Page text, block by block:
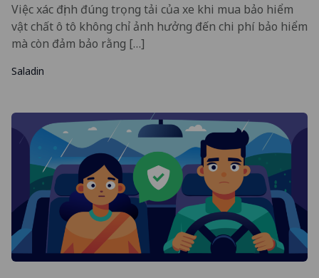
Việc xác định đúng trọng tải của xe khi mua bảo hiểm
vật chất ô tô không chỉ ảnh hưởng đến chi phí bảo hiểm
mà còn đảm bảo rằng […]
Saladin